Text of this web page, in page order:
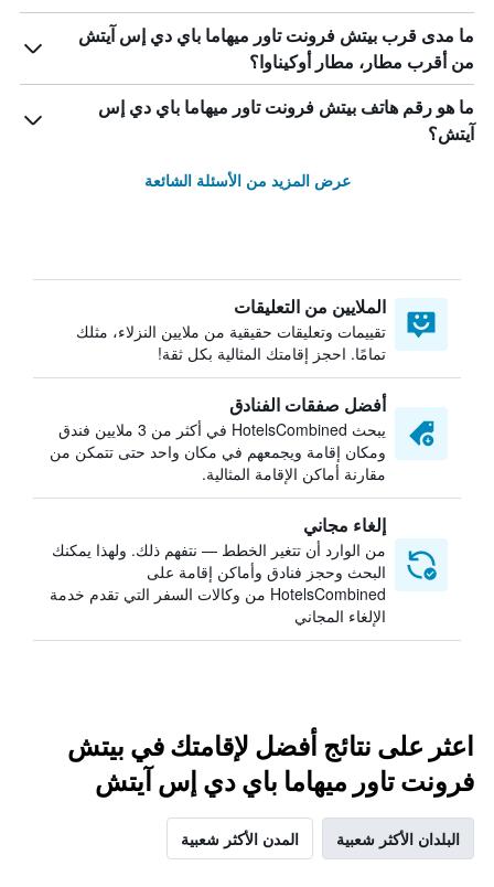
ما مدى قرب بيتش فرونت تاور ميهاما باي دي إس آيتش
من أقرب مطار، مطار أوكيناوا؟
ما هو رقم هاتف بيتش فرونت تاور ميهاما باي دي إس
آيتش؟
عرض المزيد من الأسئلة الشائعة
الملايين من التعليقات
تقييمات وتعليقات حقيقية من ملايين النزلاء، مثلك
تمامًا. احجز إقامتك المثالية بكل ثقة!
أفضل صفقات الفنادق
يبحث HotelsCombined في أكثر من 3 ملايين فندق
ومكان إقامة ويجمعهم في مكان واحد حتى تتمكن من
مقارنة أماكن الإقامة المثالية.
إلغاء مجاني
من الوارد أن تتغير الخطط — نتفهم ذلك. ولهذا يمكنك
البحث وحجز فنادق وأماكن إقامة على
HotelsCombined من وكالات السفر التي تقدم خدمة
الإلغاء المجاني
اعثر على نتائج أفضل لإقامتك في بيتش
فرونت تاور ميهاما باي دي إس آيتش
البلدان الأكثر شعبية المدن الأكثر شعبية